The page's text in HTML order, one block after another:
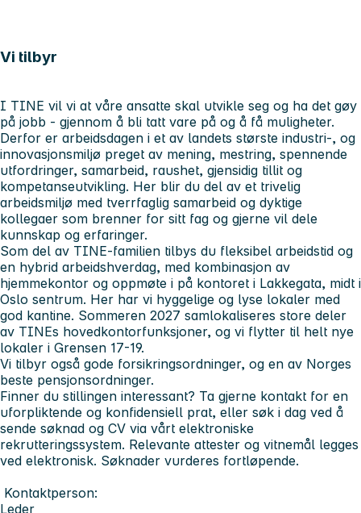
Vi tilbyr
I TINE vil vi at våre ansatte skal utvikle seg og ha det gøy
på jobb - gjennom å bli tatt vare på og å få muligheter.
Derfor er arbeidsdagen i et av landets største industri-, og
innovasjonsmiljø preget av mening, mestring, spennende
utfordringer, samarbeid, raushet, gjensidig tillit og
kompetanseutvikling. Her blir du del av et trivelig
arbeidsmiljø med tverrfaglig samarbeid og dyktige
kollegaer som brenner for sitt fag og gjerne vil dele
kunnskap og erfaringer.
Som del av TINE-familien tilbys du fleksibel arbeidstid og
en hybrid arbeidshverdag, med kombinasjon av
hjemmekontor og oppmøte i på kontoret i Lakkegata, midt i
Oslo sentrum. Her har vi hyggelige og lyse lokaler med
god kantine. Sommeren 2027 samlokaliseres store deler
av TINEs hovedkontorfunksjoner, og vi flytter til helt nye
lokaler i Grensen 17-19.
Vi tilbyr også gode forsikringsordninger, og en av Norges
beste pensjonsordninger.
Finner du stillingen interessant? Ta gjerne kontakt for en
uforpliktende og konfidensiell prat, eller søk i dag ved å
sende søknad og CV via vårt elektroniske
rekrutteringssystem. Relevante attester og vitnemål legges
ved elektronisk. Søknader vurderes fortløpende.
Kontaktperson:
Leder